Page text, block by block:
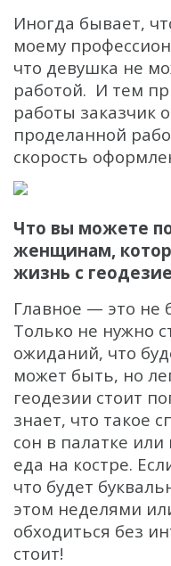
Иногда бывает,
моему
что девушка не
работой. И тем
работы заказчик
проделанной
скорость
Что вы можете
женщинам,
жизнь с
Главное — это не
Только не нужно
ожиданий, что
может быть, но
геодезии стоит
знает, что такое
сон в палатке или
еда на костре.
что будет
этом неделями
обходиться без
стоит!